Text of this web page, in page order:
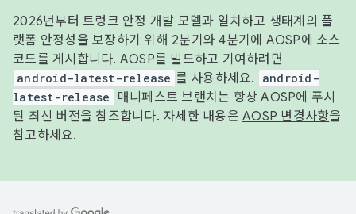
2026년부터 트렁크 안정 개발 모델과 일치하고 생태계의 플
랫폼 안정성을 보장하기 위해 2분기와 4분기에 AOSP에 소스
코드를 게시합니다. AOSP를 빌드하고 기여하려면
android-latest-release 를 사용하세요.
android-
latest-release
매니페스트 브랜치는 항상 AOSP에 푸시
된 최신 버전을 참조합니다. 자세한 내용은 AOSP 변경사항을
참고하세요.